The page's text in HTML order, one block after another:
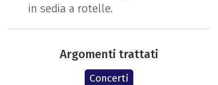
in sedia a rotelle.
Argomenti trattati
Concerti